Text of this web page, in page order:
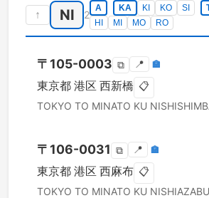
↑ NI 2
A KA KI KO SI
HI
MI MO RO
〒 105-0003 ⧉ 📍 🏣
東京都 港区 西新橋 📋
TOKYO TO MINATO KU
〒 106-0031 ⧉ 📍 🏣
東京都 港区 西麻布 📋
TOKYO TO MINATO KU NISHIAZABU